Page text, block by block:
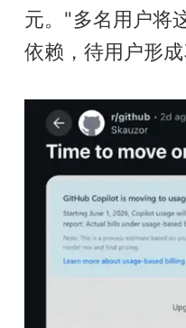
元。"多名用户将
依赖，待用户形成